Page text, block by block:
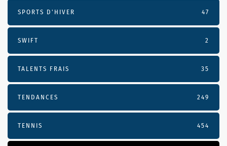
SPORTS D'HIVER 47
SWIFT 2
TALENTS FRAIS 35
TENDANCES 249
TENNIS 454